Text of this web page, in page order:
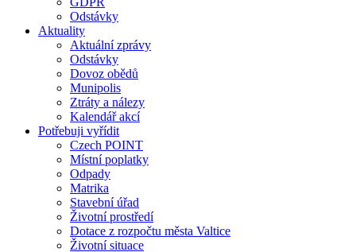
Odstávky
Aktuality
Aktuální zprávy
Odstávky
Dovoz obědů
Munipolis
Ztráty a nálezy
Kalendář akcí
Potřebuji vyřídit
Czech POINT
Místní poplatky
Odpady
Matrika
Stavební úřad
Životní prostředí
Dotace z rozpočtu města Valtice
Životní situace